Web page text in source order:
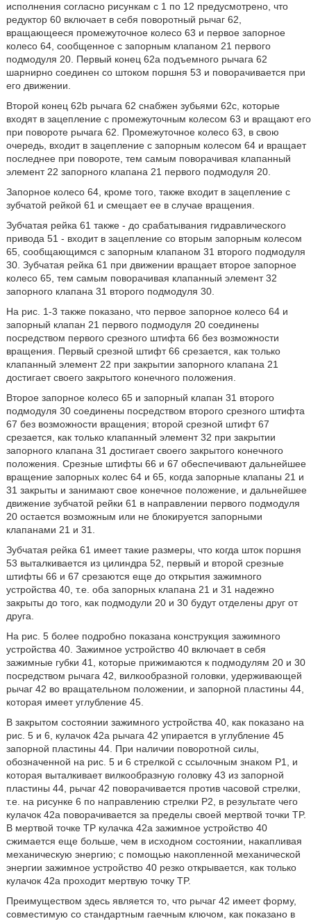
исполнения согласно рисункам с 1 по 12 предусмотрено, что
редуктор 60 включает в себя поворотный рычаг 62,
вращающееся промежуточное колесо 63 и первое запорное
колесо 64, сообщенное с запорным клапаном 21 первого
подмодуля 20. Первый конец 62а подъемного рычага 62
шарнирно соединен со штоком поршня 53 и поворачивается при
его движении.
Второй конец 62b рычага 62 снабжен зубьями 62c, которые
входят в зацепление с промежуточным колесом 63 и вращают его
при повороте рычага 62. Промежуточное колесо 63, в свою
очередь, входит в зацепление с запорным колесом 64 и вращает
последнее при повороте, тем самым поворачивая клапанный
элемент 22 запорного клапана 21 первого подмодуля 20.
Запорное колесо 64, кроме того, также входит в зацепление с
зубчатой рейкой 61 и смещает ее в случае вращения.
Зубчатая рейка 61 также - до срабатывания гидравлического
привода 51 - входит в зацепление со вторым запорным колесом
65, сообщающимся с запорным клапаном 31 второго подмодуля
30. Зубчатая рейка 61 при движении вращает второе запорное
колесо 65, тем самым поворачивая клапанный элемент 32
запорного клапана 31 второго подмодуля 30.
На рис. 1-3 также показано, что первое запорное колесо 64 и
запорный клапан 21 первого подмодуля 20 соединены
посредством первого срезного штифта 66 без возможности
вращения. Первый срезной штифт 66 срезается, как только
клапанный элемент 22 при закрытии запорного клапана 21
достигает своего закрытого конечного положения.
Второе запорное колесо 65 и запорный клапан 31 второго
подмодуля 30 соединены посредством второго срезного штифта
67 без возможности вращения; второй срезной штифт 67
срезается, как только клапанный элемент 32 при закрытии
запорного клапана 31 достигает своего закрытого конечного
положения. Срезные штифты 66 и 67 обеспечивают дальнейшее
вращение запорных колес 64 и 65, когда запорные клапаны 21 и
31 закрыты и занимают свое конечное положение, и дальнейшее
движение зубчатой рейки 61 в направлении первого подмодуля
20 остается возможным или не блокируется запорными
клапанами 21 и 31.
Зубчатая рейка 61 имеет такие размеры, что когда шток поршня
53 выталкивается из цилиндра 52, первый и второй срезные
штифты 66 и 67 срезаются еще до открытия зажимного
устройства 40, т.е. оба запорных клапана 21 и 31 надежно
закрыты до того, как подмодули 20 и 30 будут отделены друг от
друга.
На рис. 5 более подробно показана конструкция зажимного
устройства 40. Зажимное устройство 40 включает в себя
зажимные губки 41, которые прижимаются к подмодулям 20 и 30
посредством рычага 42, вилкообразной головки, удерживающей
рычаг 42 во вращательном положении, и запорной пластины 44,
которая имеет углубление 45.
В закрытом состоянии зажимного устройства 40, как показано на
рис. 5 и 6, кулачок 42а рычага 42 упирается в углубление 45
запорной пластины 44. При наличии поворотной силы,
обозначенной на рис. 5 и 6 стрелкой с ссылочным знаком P1, и
которая выталкивает вилкообразную головку 43 из запорной
пластины 44, рычаг 42 поворачивается против часовой стрелки,
т.е. на рисунке 6 по направлению стрелки P2, в результате чего
кулачок 42a поворачивается за пределы своей мертвой точки TP.
В мертвой точке TP кулачка 42a зажимное устройство 40
сжимается еще больше, чем в исходном состоянии, накапливая
механическую энергию; с помощью накопленной механической
энергии зажимное устройство 40 резко открывается, как только
кулачок 42a проходит мертвую точку TP.
Преимуществом здесь является то, что рычаг 42 имеет форму,
совместимую со стандартным гаечным ключом, как показано в